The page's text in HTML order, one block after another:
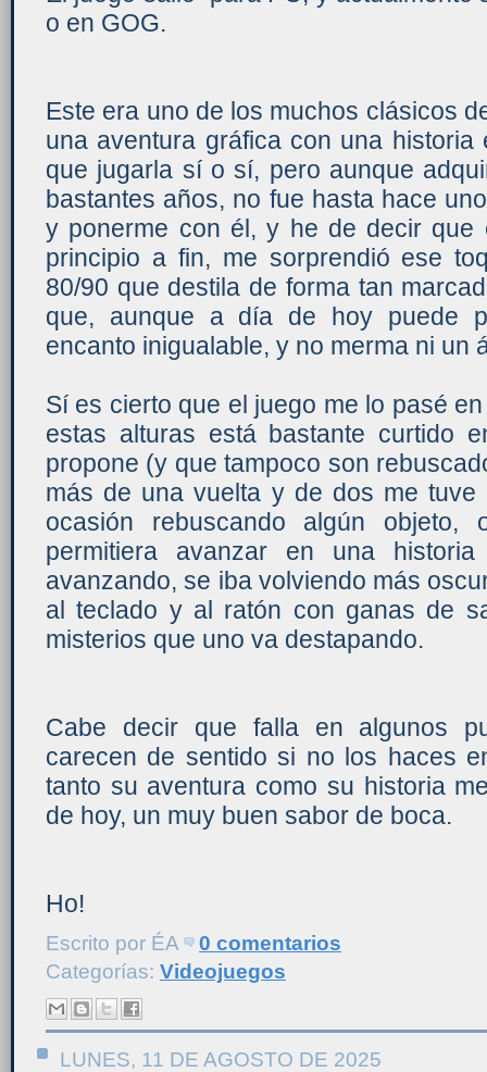
o en GOG.
Este era uno de los muchos clásicos
una aventura gráfica con una historia
que jugarla sí o sí, pero aunque
bastantes años, no fue hasta hace
y ponerme con él, y he de decir que
principio a fin, me sorprendió ese
80/90 que destila de forma tan
que, aunque a día de hoy puede
encanto inigualable, y no merma ni un
Sí es cierto que el juego me lo pasé
estas alturas está bastante curtido
propone (y que tampoco son
más de una vuelta y de dos me
ocasión rebuscando algún
permitiera avanzar en una
avanzando, se iba volviendo más
al teclado y al ratón con ganas de
misterios que uno va destapando.
Cabe decir que falla en algunos
carecen de sentido si no los haces
tanto su aventura como su historia
de hoy, un muy buen sabor de boca.
Ho!
Escrito por ÉA
0 comentarios
Categorías: Videojuegos
LUNES, 11 DE AGOSTO DE 2025